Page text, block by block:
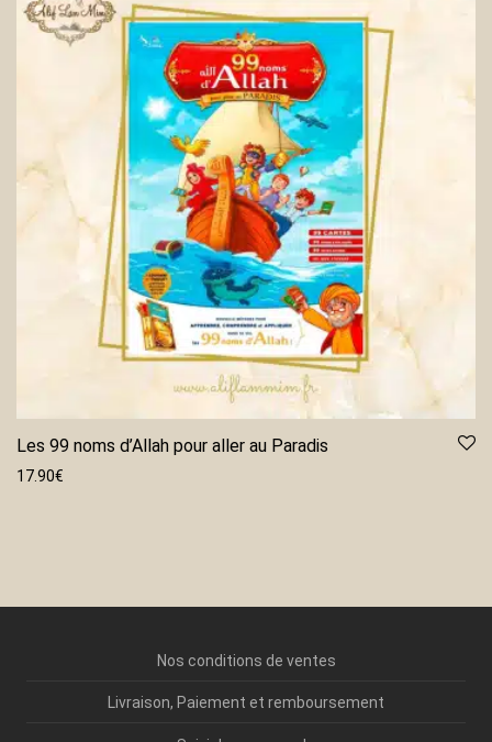
Les 99 noms d’Allah pour aller au Paradis
17.90€
Nos conditions de ventes
Livraison, Paiement et remboursement